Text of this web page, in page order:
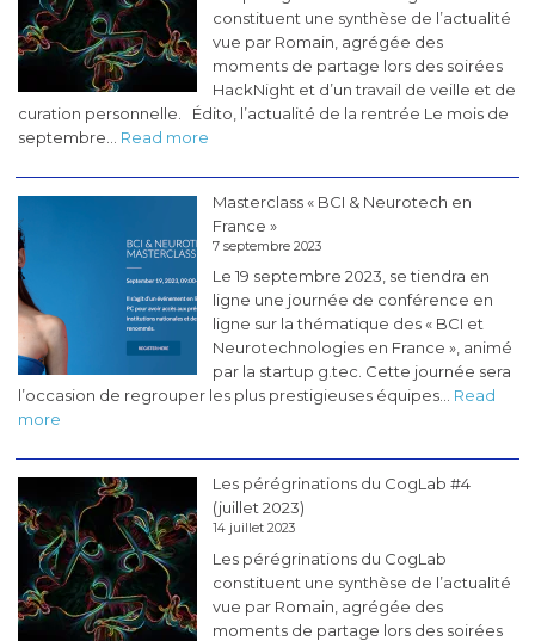
constituent une synthèse de l’actualité
vue par Romain, agrégée des
moments de partage lors des soirées
HackNight et d’un travail de veille et de
curation personnelle. Édito, l’actualité de la rentrée Le mois de
septembre… Read more
pérégrinations
du
CogLab
#5
(novembre
2023)
Masterclass « BCI & Neurotech en
France »
7 septembre 2023
Le 19 septembre 2023, se tiendra en
ligne une journée de conférence en
ligne sur la thématique des « BCI et
Neurotechnologies en France », animé
par la startup g.tec. Cette journée sera
l’occasion de regrouper les plus prestigieuses équipes… Read
more
«
&
Neurotech
en
France
»
Les pérégrinations du CogLab #4
(juillet 2023)
14 juillet 2023
Les pérégrinations du CogLab
constituent une synthèse de l’actualité
vue par Romain, agrégée des
moments de partage lors des soirées